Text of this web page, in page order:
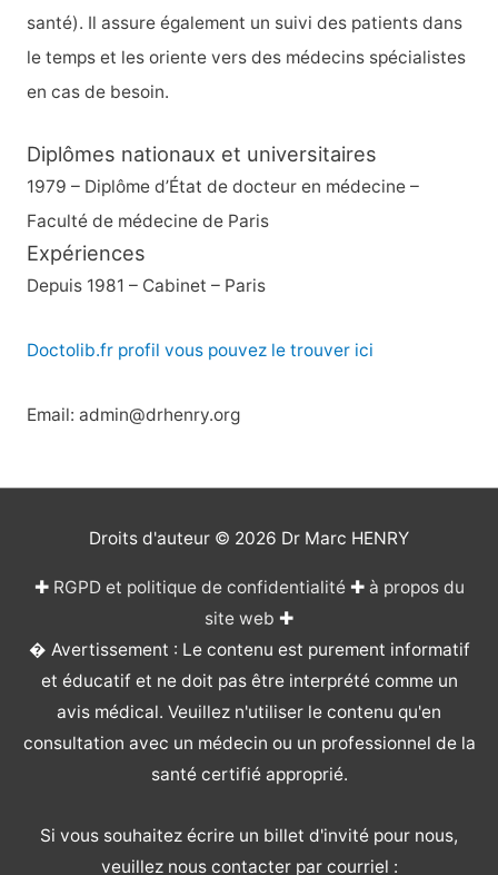
:
santé). Il assure également un suivi des patients dans
le temps et les oriente vers des médecins spécialistes
en cas de besoin.
Diplômes nationaux et universitaires
1979 – Diplôme d’État de docteur en médecine –
Faculté de médecine de Paris
Expériences
Depuis 1981 – Cabinet – Paris
Doctolib.fr profil vous pouvez le trouver ici
Email: admin@drhenry.org
Droits d'auteur © 2026 Dr Marc HENRY
✚ RGPD et politique de confidentialité✚ à propos du
site web ✚
� Avertissement : Le contenu est purement informatif
et éducatif et ne doit pas être interprété comme un
avis médical. Veuillez n'utiliser le contenu qu'en
consultation avec un médecin ou un professionnel de la
santé certifié approprié.
Si vous souhaitez écrire un billet d'invité pour nous,
veuillez nous contacter par courriel :